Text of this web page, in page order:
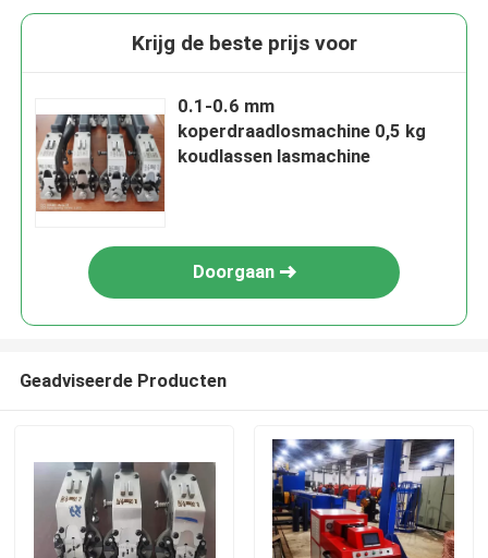
Krijg de beste prijs voor
0.1-0.6 mm
koperdraadlosmachine 0,5 kg
koudlassen lasmachine
Doorgaan
Geadviseerde Producten